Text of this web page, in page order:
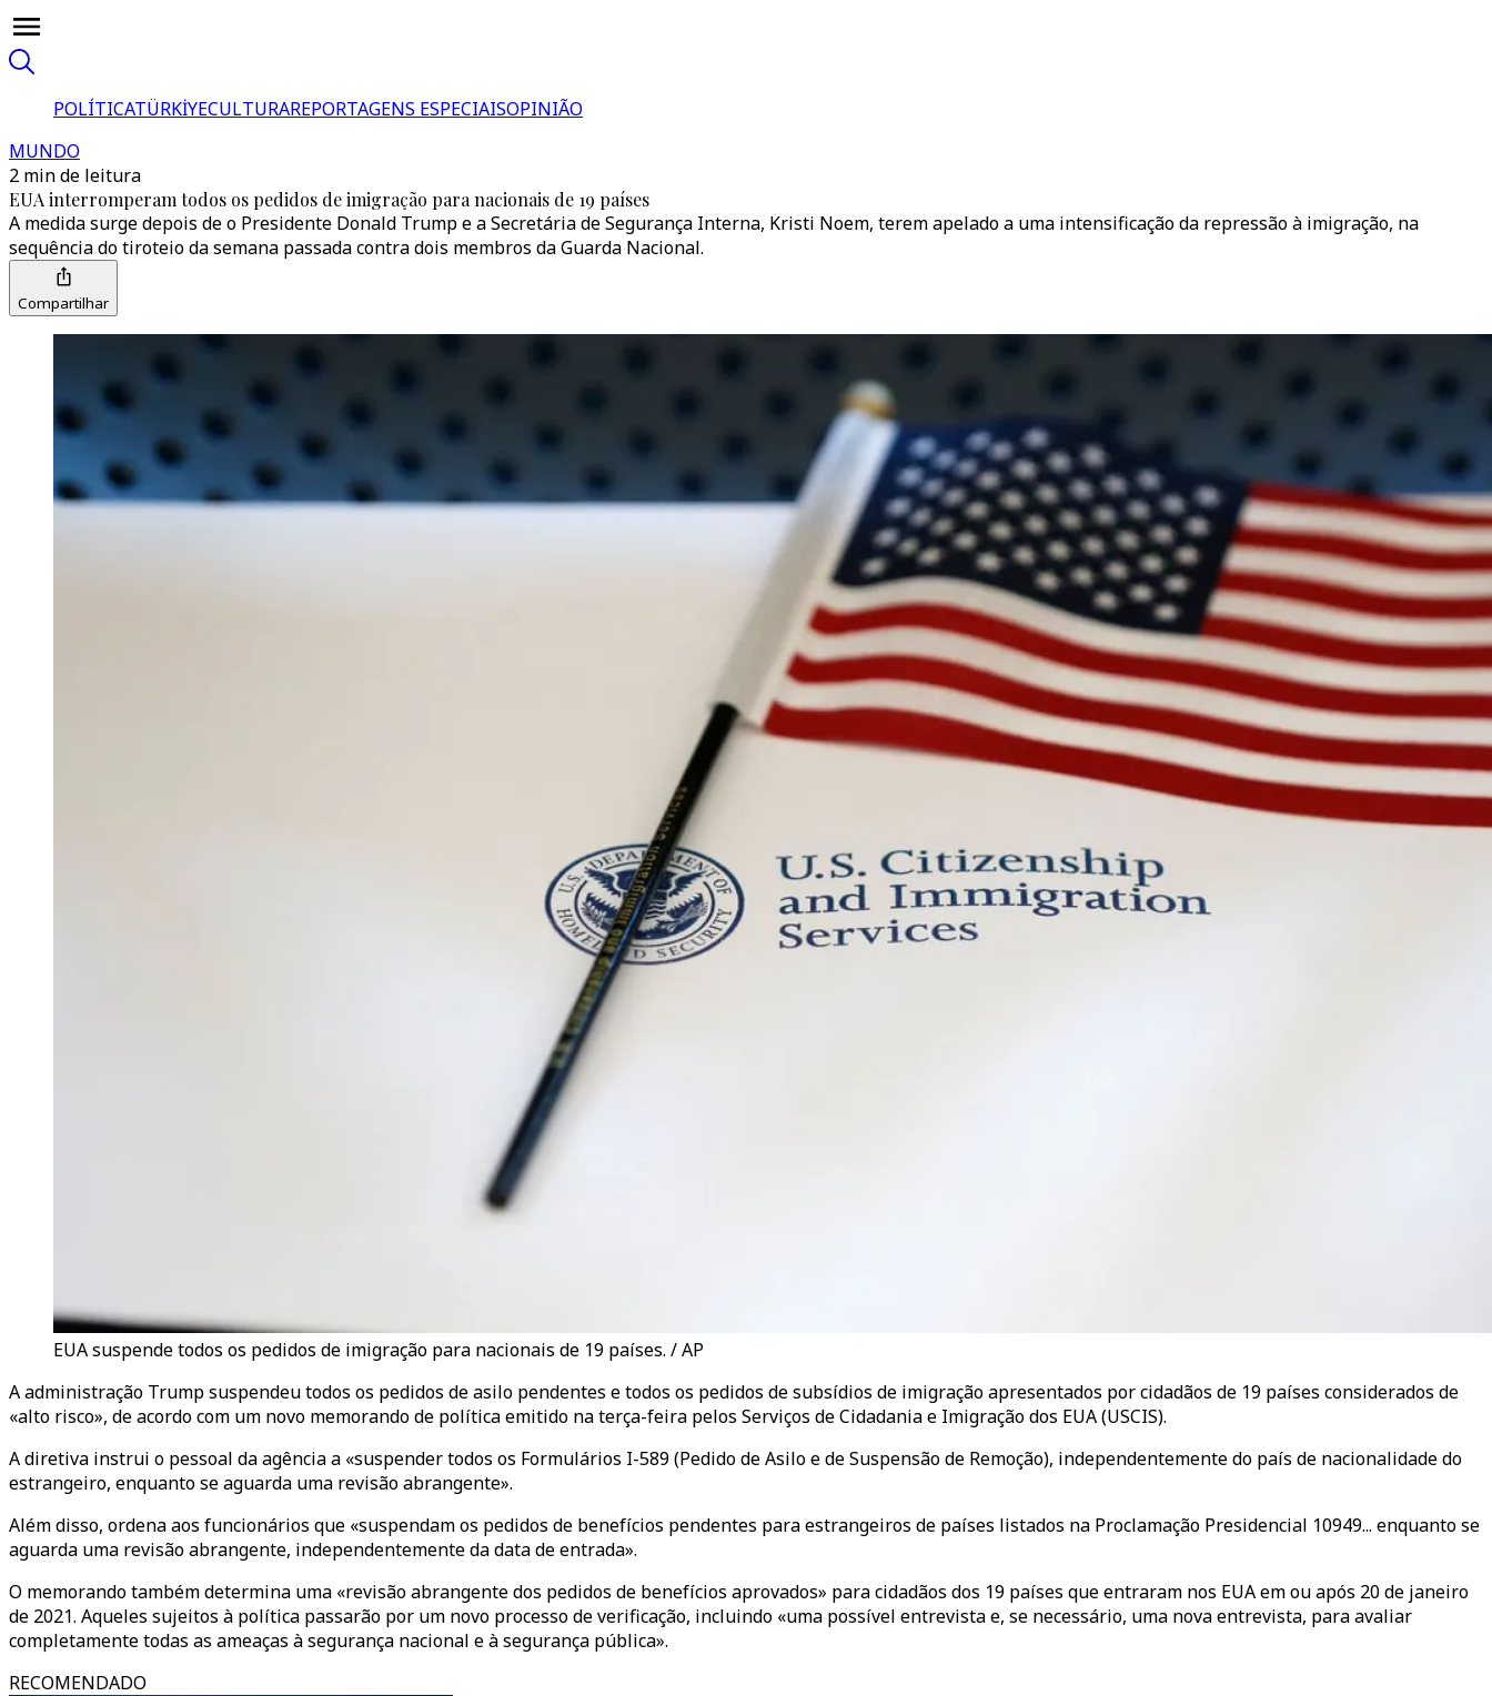
POLÍTICATÜRKİYECULTURAREPORTAGENS ESPECIAISOPINIÃO
MUNDO
2 min de leitura
EUA interromperam todos os pedidos de imigração para nacionais de 19 países
A medida surge depois de o Presidente Donald Trump e a Secretária de Segurança Interna, Kristi Noem, terem apelado a uma intensificação da repressão à imigração, na
sequência do tiroteio da semana passada contra dois membros da Guarda Nacional.
Compartilhar
EUA suspende todos os pedidos de imigração para nacionais de 19 países. / AP
A administração Trump suspendeu todos os pedidos de asilo pendentes e todos os pedidos de subsídios de imigração apresentados por cidadãos de 19 países considerados de
«alto risco», de acordo com um novo memorando de política emitido na terça-feira pelos Serviços de Cidadania e Imigração dos EUA (USCIS).
A diretiva instrui o pessoal da agência a «suspender todos os Formulários I-589 (Pedido de Asilo e de Suspensão de Remoção), independentemente do país de nacionalidade do
estrangeiro, enquanto se aguarda uma revisão abrangente».
Além disso, ordena aos funcionários que «suspendam os pedidos de benefícios pendentes para estrangeiros de países listados na Proclamação Presidencial 10949... enquanto se
aguarda uma revisão abrangente, independentemente da data de entrada».
O memorando também determina uma «revisão abrangente dos pedidos de benefícios aprovados» para cidadãos dos 19 países que entraram nos EUA em ou após 20 de janeiro
de 2021. Aqueles sujeitos à política passarão por um novo processo de verificação, incluindo «uma possível entrevista e, se necessário, uma nova entrevista, para avaliar
completamente todas as ameaças à segurança nacional e à segurança pública».
RECOMENDADO